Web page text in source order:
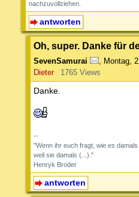
nachzuvollziehen.
antworten
Oh, super. Danke für
SevenSamurai Montag,
Dieter
1765 Views
Danke.
--
"Wenn ihr euch fragt, wie es
weil sie damals (...)."
Henryk Broder
antworten